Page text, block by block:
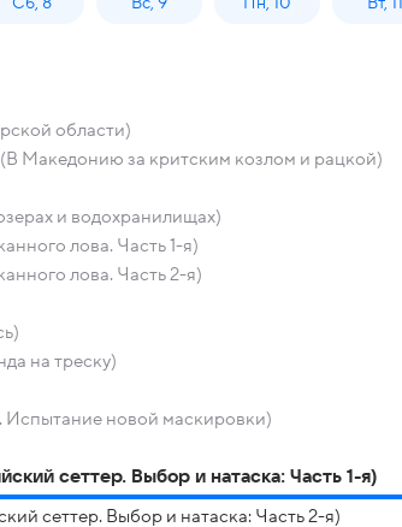
области)
Македонию за критским козлом и рацкой)
и водохранилищах)
лова. Часть 1-я)
лова. Часть 2-я)
на треску)
Испытание новой маскировки)
сеттер. Выбор и натаска: Часть 1-я)
сеттер. Выбор и натаска: Часть 2-я)